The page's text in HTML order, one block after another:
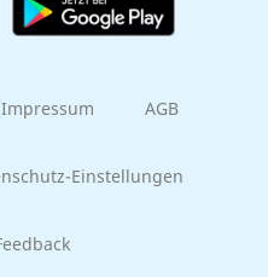
Impressum AGB
Einstellungen